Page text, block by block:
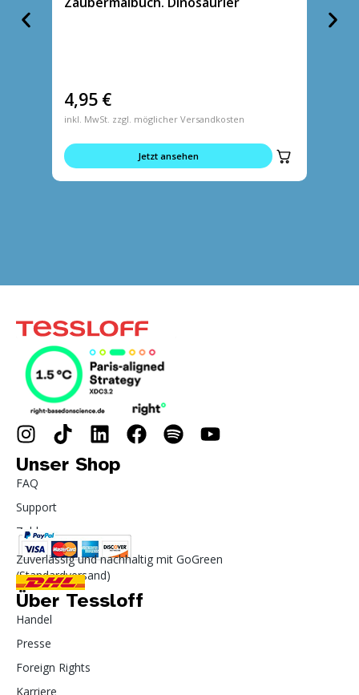
4,95 €
inkl. MwSt. zzgl. möglicher Versandkosten
Jetzt ansehen
Unser Shop
FAQ
Support
Zahlung
Zuverlässig und nachhaltig mit GoGreen
(Standardversand)
Über Tessloff
Handel
Presse
Foreign Rights
Karriere